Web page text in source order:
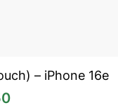
– iPhone 16e
original era: